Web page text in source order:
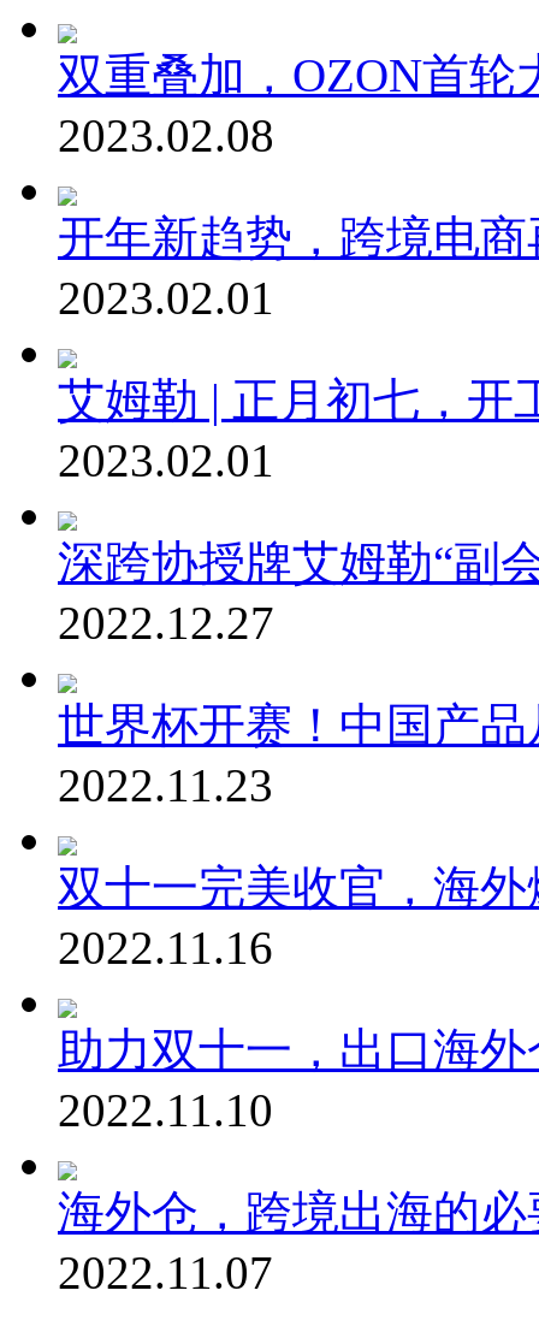
双重叠加，OZON首轮
2023.02.08
开年新趋势，跨境电
2023.02.01
艾姆勒 | 正月初七，开
2023.02.01
深跨协授牌艾姆勒“副
2022.12.27
世界杯开赛！中国产
2022.11.23
双十一完美收官，海
2022.11.16
助力双十一，出口海
2022.11.10
海外仓，跨境出海的
2022.11.07